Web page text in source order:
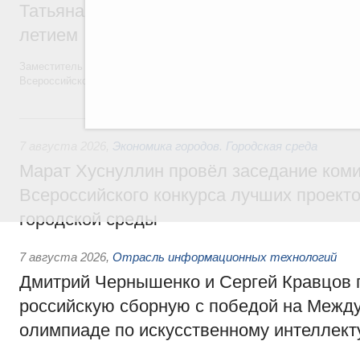
Татьяна Голикова поздравила
летием
Экономика городов. Городская среда
Марат Хуснуллин провёл заседание
Всероссийского конкурса лучших
городской среды
7 августа 2026, Отрасль информационных технологий
Дмитрий Чернышенко и Сергей Кравцов
российскую сборную с победой на
олимпиаде по искусственному